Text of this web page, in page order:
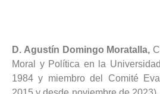
D. Agustín Domingo Moratalla,
Moral y Política en la
1984 y miembro del Comité